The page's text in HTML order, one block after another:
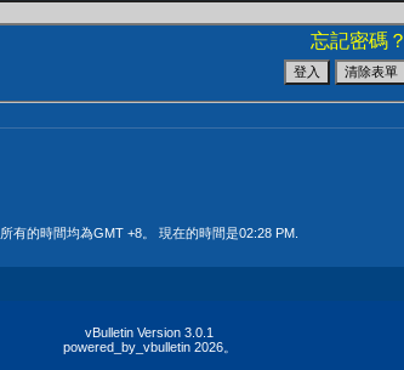
忘記密碼？
所有的時間均為GMT +8。 現在的時間是02:28 PM
vBulletin Version 3.0.1
powered_by_vbulletin 2026。